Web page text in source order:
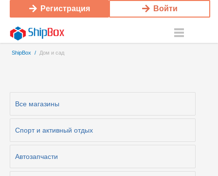
Регистрация Войти
ShipBox / Дом и сад
Все магазины
Cпорт и активный отдых
Автозапчасти